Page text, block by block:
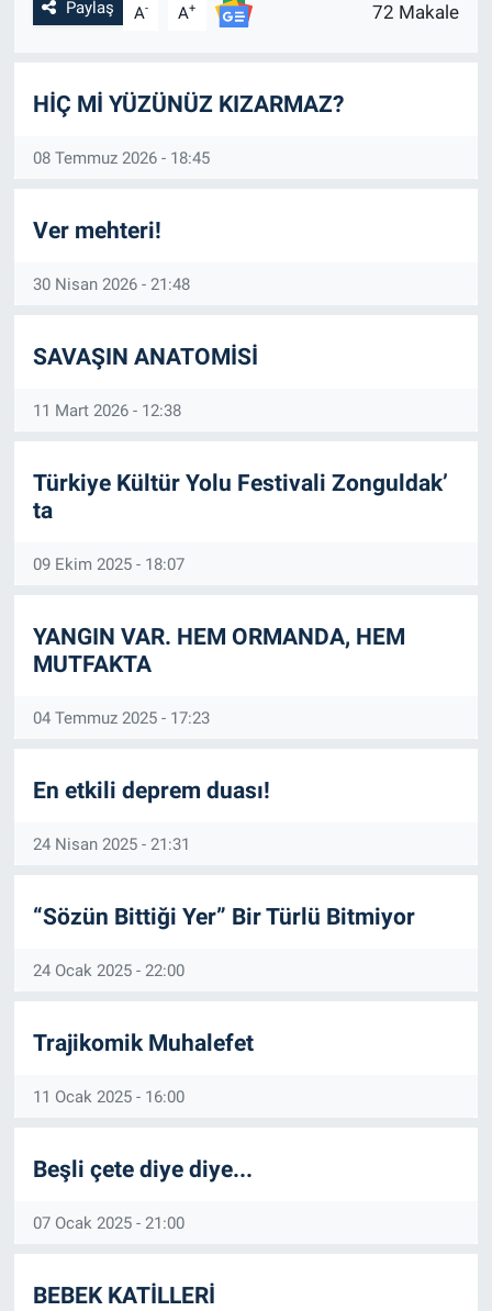
Paylaş A- A+ 72 Makale
HİÇ Mİ YÜZÜNÜZ KIZARMAZ?
08 Temmuz 2026 - 18:45
Ver mehteri!
30 Nisan 2026 - 21:48
SAVAŞIN ANATOMİSİ
11 Mart 2026 - 12:38
Türkiye Kültür Yolu Festivali Zonguldak’
ta
09 Ekim 2025 - 18:07
YANGIN VAR. HEM ORMANDA, HEM
MUTFAKTA
04 Temmuz 2025 - 17:23
En etkili deprem duası!
24 Nisan 2025 - 21:31
“Sözün Bittiği Yer” Bir Türlü Bitmiyor
24 Ocak 2025 - 22:00
Trajikomik Muhalefet
11 Ocak 2025 - 16:00
Beşli çete diye diye...
07 Ocak 2025 - 21:00
BEBEK KATİLLERİ
SPOR
SAĞLIK